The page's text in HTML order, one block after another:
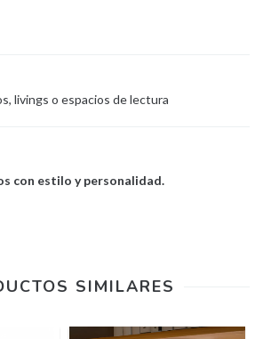
livings o espacios de lectura
con estilo y personalidad.
SIMILARES